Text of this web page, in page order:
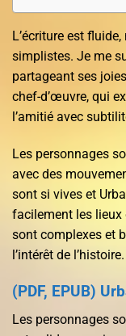
L’écriture est
simplistes. Je me
partageant ses
chef-d’œuvre, qui
l’amitié avec
Les personnages
avec des
sont si vives et
facilement les lieux
sont complexes et
l’intérêt de l’histoire.
(PDF, EPUB)
Les personnages